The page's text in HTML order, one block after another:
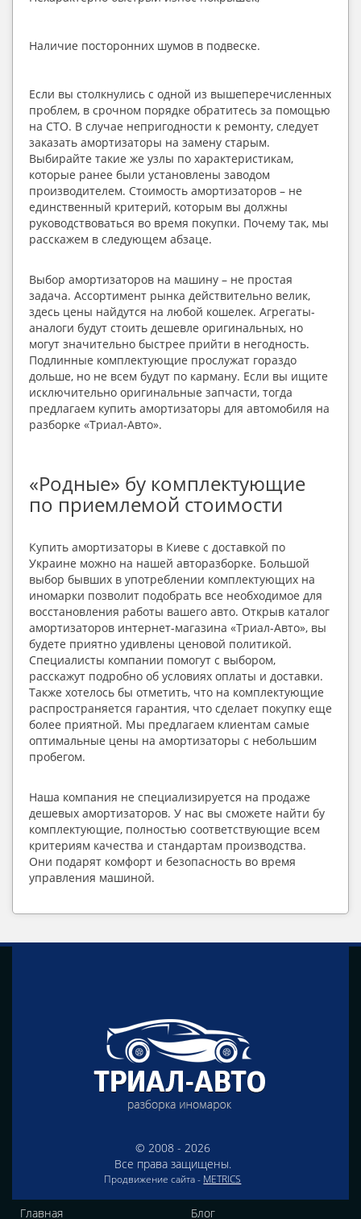
Наличие посторонних шумов в подвеске.
Если вы столкнулись с одной из вышеперечисленных
проблем, в срочном порядке обратитесь за помощью
на СТО. В случае непригодности к ремонту, следует
заказать амортизаторы на замену старым.
Выбирайте такие же узлы по характеристикам,
которые ранее были установлены заводом
производителем. Стоимость амортизаторов – не
единственный критерий, которым вы должны
руководствоваться во время покупки. Почему так, мы
расскажем в следующем абзаце.
Выбор амортизаторов на машину – не простая
задача. Ассортимент рынка действительно велик,
здесь цены найдутся на любой кошелек. Агрегаты-
аналоги будут стоить дешевле оригинальных, но
могут значительно быстрее прийти в негодность.
Подлинные комплектующие прослужат гораздо
дольше, но не всем будут по карману. Если вы ищите
исключительно оригинальные запчасти, тогда
предлагаем купить амортизаторы для автомобиля на
разборке «Триал-Авто».
«Родные» бу комплектующие
по приемлемой стоимости
Купить амортизаторы в Киеве с доставкой по
Украине можно на нашей авторазборке. Большой
выбор бывших в употреблении комплектующих на
иномарки позволит подобрать все необходимое для
восстановления работы вашего авто. Открыв каталог
амортизаторов интернет-магазина «Триал-Авто», вы
будете приятно удивлены ценовой политикой.
Специалисты компании помогут с выбором,
расскажут подробно об условиях оплаты и доставки.
Также хотелось бы отметить, что на комплектующие
распространяется гарантия, что сделает покупку еще
более приятной. Мы предлагаем клиентам самые
оптимальные цены на амортизаторы с небольшим
пробегом.
Наша компания не специализируется на продаже
дешевых амортизаторов. У нас вы сможете найти бу
комплектующие, полностью соответствующие всем
критериям качества и стандартам производства.
Они подарят комфорт и безопасность во время
управления машиной.
© 2008 - 2026
Все права защищены.
Продвижение сайта - METRICS
Главная Блог